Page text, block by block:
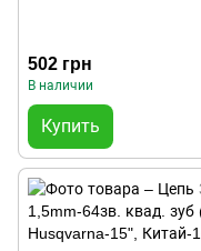
502 грн
В наличии
Купить